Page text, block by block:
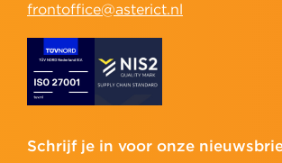
frontoffice@asterict.nl
Schrijf je in voor onze